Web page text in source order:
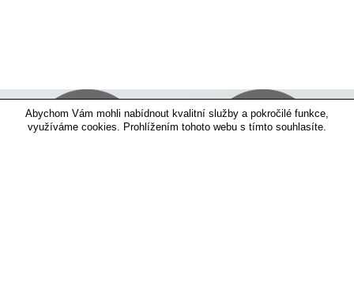
Abychom Vám mohli nabídnout kvalitní služby a pokročilé funkce,
využíváme cookies. Prohlížením tohoto webu s tímto souhlasíte.